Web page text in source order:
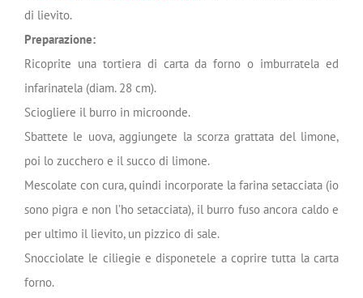
di lievito.
Preparazione:
Ricoprite una tortiera di carta da forno o imburratela ed
infarinatela (diam. 28 cm).
Sciogliere il burro in microonde.
Sbattete le uova, aggiungete la scorza grattata del limone,
poi lo zucchero e il succo di limone.
Mescolate con cura, quindi incorporate la farina setacciata (io
sono pigra e non l’ho setacciata), il burro fuso ancora caldo e
per ultimo il lievito, un pizzico di sale.
Snocciolate le ciliegie e disponetele a coprire tutta la carta
forno.